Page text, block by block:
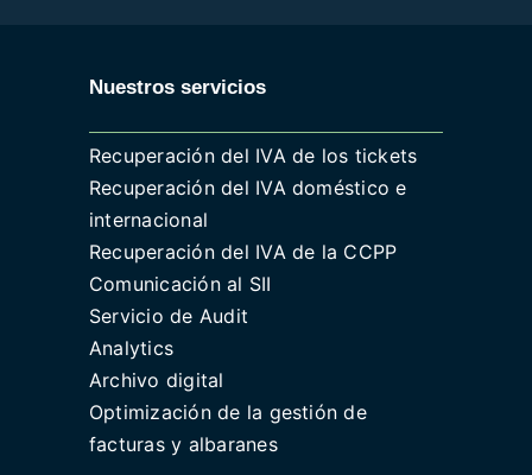
Nuestros servicios
Recuperación del IVA de los tickets
Recuperación del IVA doméstico e
internacional
Recuperación del IVA de la CCPP
Comunicación al SII
Servicio de Audit
Analytics
Archivo digital
Optimización de la gestión de
facturas y albaranes